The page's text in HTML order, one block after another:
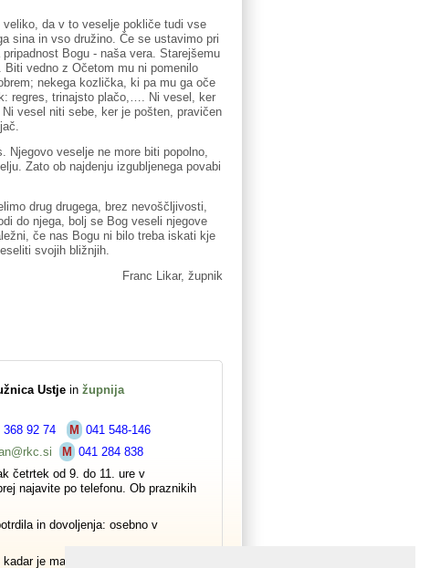
da v to veselje pokliče tudi vse
sina in vso družino. Če se ustavimo pri
Bogu - naša vera. Starejšemu
vedno z Očetom mu ni pomenilo
nekega kozlička, ki pa mu ga oče
regres, trinajsto plačo,…. Ni vesel, ker
vesel niti sebe, ker je pošten, pravičen
Njegovo veselje ne more biti popolno,
Zato ob najdenju izgubljenega povabi
drug drugega, brez nevoščljivosti,
do njega, bolj se Bog veseli njegove
če nas Bogu ni bilo treba iskati kje
svojih bližnjih.
Franc Likar, župnik
Ustje in župnija
368 92 74 M 041 548-146
M 041 284 838
četrtek od 9. do 11. ure v
najavite po telefonu. Ob praznikih
in dovoljenja: osebno v
je maša.